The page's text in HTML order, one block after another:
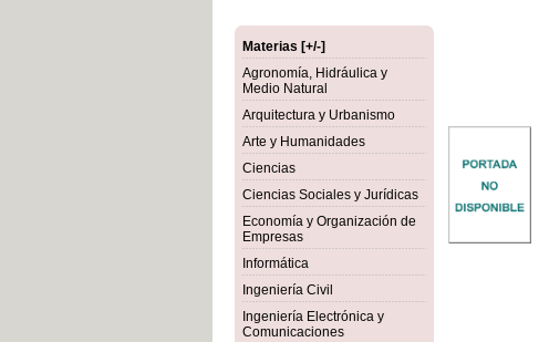
Materias [+/-]
Agronomía, Hidráulica y
Medio Natural
Arquitectura y Urbanismo
Arte y Humanidades
Ciencias
Ciencias Sociales y Jurídicas
Economía y Organización de
Empresas
Informática
Ingeniería Civil
Ingeniería Electrónica y
Comunicaciones